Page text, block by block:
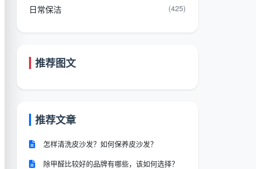
日常保洁 (425)
推荐图文
推荐文章
怎样清洗皮沙发？如何保养皮沙发？
除甲醛比较好的品牌有哪些，该如何选择？